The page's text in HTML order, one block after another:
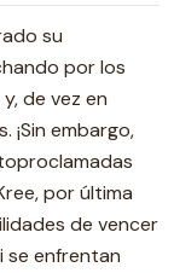
su
por los
de vez en
¡Sin embargo,
por última
de vencer
se enfrentan